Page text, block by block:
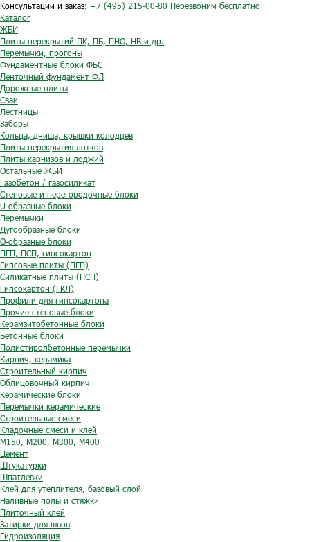
Консультации и заказ: +7 (495) 215-00-80 Перезвоним бесплатно
Каталог
ЖБИ
Плиты перекрытий ПК, ПБ, ПНО, НВ и др.
Перемычки, прогоны
Фундаментные блоки ФБС
Ленточный фундамент ФЛ
Дорожные плиты
Сваи
Лестницы
Заборы
Кольца, днища, крышки колодцев
Плиты перекрытия лотков
Плиты карнизов и лоджий
Остальные ЖБИ
Газобетон / газосиликат
Стеновые и перегородочные блоки
U-образные блоки
Перемычки
Дугообразные блоки
O-образные блоки
ПГП, ПСП, гипсокартон
Гипсовые плиты (ПГП)
Силикатные плиты (ПСП)
Гипсокартон (ГКЛ)
Профили для гипсокартона
Прочие стеновые блоки
Керамзитобетонные блоки
Бетонные блоки
Полистиролбетонные перемычки
Кирпич, керамика
Строительный кирпич
Облицовочный кирпич
Керамические блоки
Перемычки керамические
Строительные смеси
Кладочные смеси и клей
М150, М200, М300, М400
Цемент
Штукатурки
Шпатлевки
Клей для утеплителя, базовый слой
Наливные полы и стяжки
Плиточный клей
Затирки для швов
Гидроизоляция